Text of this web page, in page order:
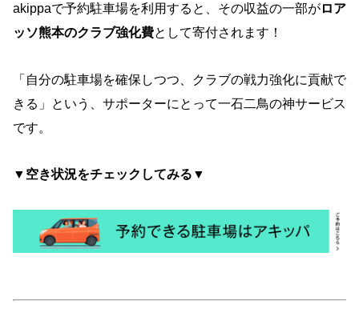
akippaで予約駐車場を利用すると、その収益の一部がロア
ッソ熊本のクラブ強化費として寄付されます！
「自分の駐車場を確保しつつ、クラブの戦力強化に貢献で
きる」という、サポーターにとって一石二鳥の神サービス
です。
▼空き状況をチェックしてみる▼